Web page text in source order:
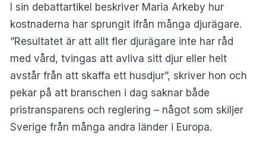
I sin debattartikel beskriver Maria Arkeby hur
kostnaderna har sprungit ifrån många djurägare.
”Resultatet är att allt fler djurägare inte har råd
med vård, tvingas att avliva sitt djur eller helt
avstår från att skaffa ett husdjur”, skriver hon och
pekar på att branschen i dag saknar både
pristransparens och reglering – något som skiljer
Sverige från många andra länder i Europa.